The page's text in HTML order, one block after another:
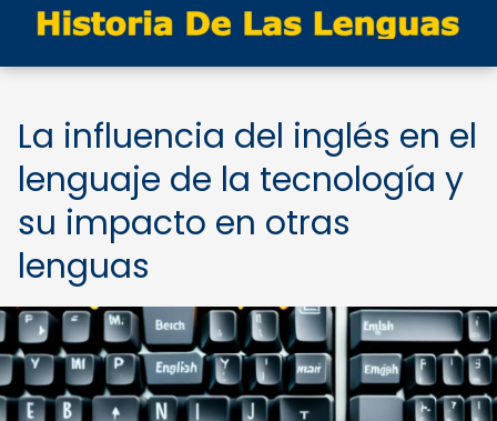
La influencia del inglés en el
lenguaje de la tecnología y
su impacto en otras
lenguas